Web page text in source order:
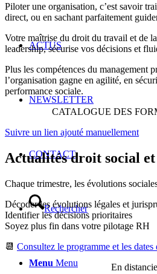
ACTUS
NEWSLETTER
CONTACT
Rechercher
Menu Menu
Piloter une organisation, c’est savoir
direct, ou en sachant parfaitement
Votre maîtrise du droit du travail et de
leadership, sécurise vos décisions et
Plus les compétences du management
l’organisation gagne en agilité, en
performance sociale.
CATALOGUE DES
Suivre un lien ajouté manuellement
Actualités droit social
Chaque trimestre, les évolutions
Décoder les évolutions légales et
Identifier les décisions prioritaires
Soyez plus fin dans votre pilotage RH
📆 Consultez le programme et les
En